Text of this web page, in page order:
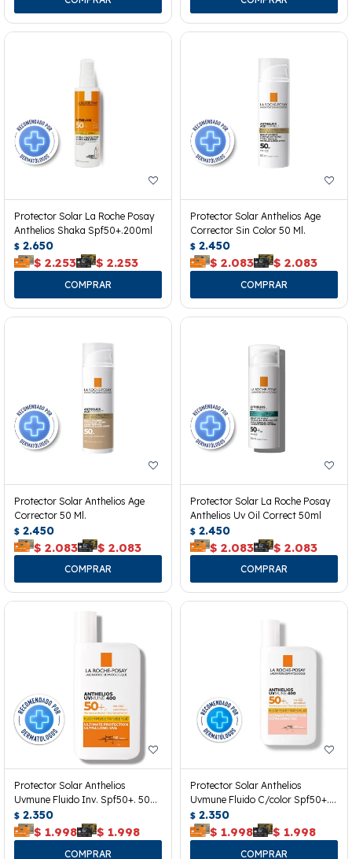
Protector Solar La Roche Posay
Anthelios Shaka Spf50+.200ml
$ 2.650
$ 2.253 $ 2.253
Protector Solar Anthelios Age
Corrector Sin Color 50 Ml.
$ 2.450
$ 2.083 $ 2.083
Protector Solar Anthelios Age
Corrector 50 Ml.
$ 2.450
$ 2.083 $ 2.083
Protector Solar La Roche Posay
Anthelios Uv Oil Correct 50ml
$ 2.450
$ 2.083 $ 2.083
Protector Solar Anthelios
Uvmune Fluido Inv. Spf50+. 50
Ml.
$ 2.350
$ 1.998 $ 1.998
Protector Solar Anthelios
Uvmune Fluido C/color Spf50+.
50ml
$ 2.350
$ 1.998 $ 1.998